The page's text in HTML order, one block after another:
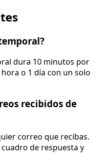
dura 10 minutos por
o 1 día con un solo
recibidos de
correo que recibas.
de respuesta y